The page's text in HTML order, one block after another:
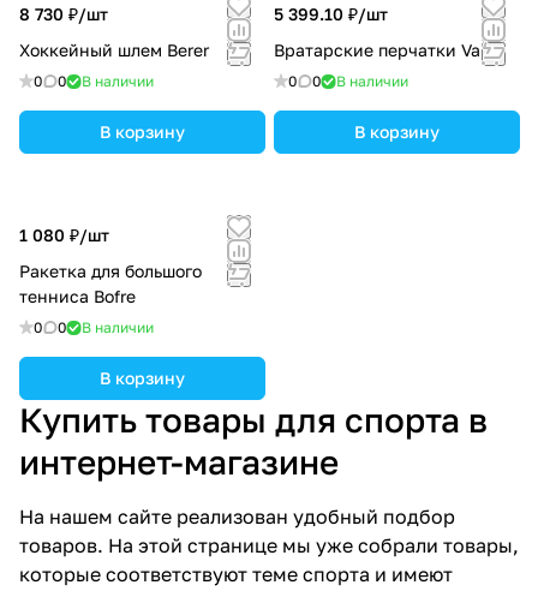
8 730 ₽/шт
Хоккейный шлем Berer
0 0 В наличии
В корзину
5 399.10 ₽/шт
Вратарские перчатки Varse
0 0 В наличии
В корзину
1 080 ₽/шт
Ракетка для большого
тенниса Bofre
0 0 В наличии
В корзину
Купить товары для спорта в
интернет-магазине
На нашем сайте реализован удобный подбор
товаров. На этой странице мы уже собрали товары,
которые соответствуют теме спорта и имеют